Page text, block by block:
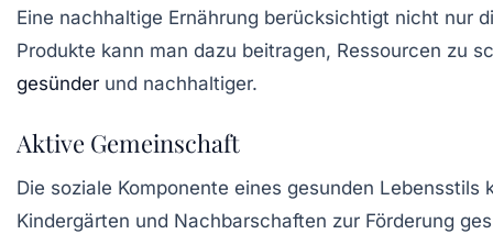
Eine nachhaltige Ernährung berücksichtigt nicht nur
Produkte kann man dazu beitragen, Ressourcen zu
gesünder und nachhaltiger.
Aktive Gemeinschaft
Die soziale Komponente eines gesunden
Kindergärten und Nachbarschaften zur Förderung